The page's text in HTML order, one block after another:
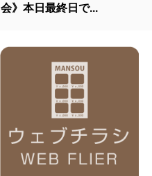
会》本日最終日で...